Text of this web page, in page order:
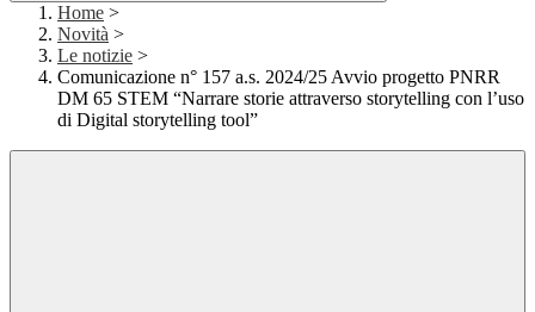
Home >
Novità >
Le notizie >
Comunicazione n° 157 a.s. 2024/25 Avvio progetto PNRR
DM 65 STEM “Narrare storie attraverso storytelling con l’uso
di Digital storytelling tool”